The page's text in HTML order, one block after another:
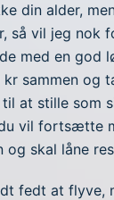
din alder,
så vil jeg nok
med en god
sammen og
at stille som
vil fortsætte
og skal låne
fedt at flyve,